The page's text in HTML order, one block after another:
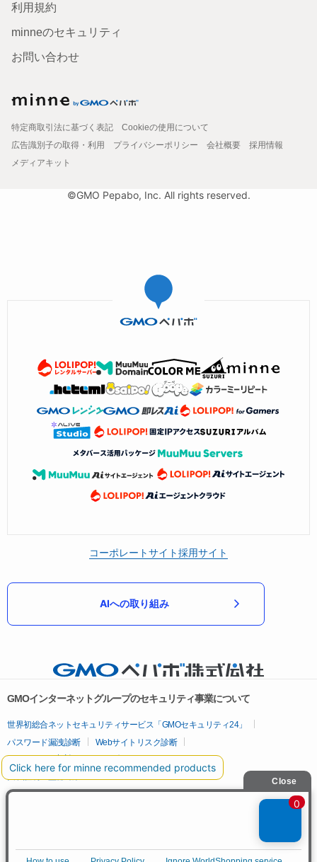
利用規約
minneのセキュリティ
お問い合わせ
特定商取引法に基づく表記
Cookieの使用について
広告識別子の取得・利用
プライバシーポリシー 会社概要
採用情報
メディアキット
©GMO Pepabo, Inc. All rights reserved.
コーポレートサイト採用サイト
AIへの取り組み
GMOインターネットグループのセキュリティ事業について
世界初総合ネットセキュリティサービス「GMOセキュリティ24」
パスワード漏洩診断
Webサイトリスク診断
セキュリティ相談AIチャットボット
実在証明・盗聴対策
サイバー攻撃対策（GMOサイバーセキュリティ byイエラエ）